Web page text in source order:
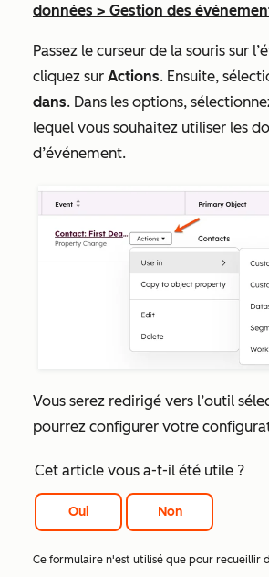
données > Gestion des
Passez le curseur de la souris sur
cliquez sur Actions. Ensuite,
dans. Dans les options,
lequel vous souhaitez utiliser les
d’événement.
Vous serez redirigé vers l’outil
pourrez configurer votre
Cet article vous a-t-il été utile ?
Oui Non
Ce formulaire n'est utilisé que pour recueillir